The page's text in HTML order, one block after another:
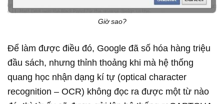
Giờ sao?
Để làm được điều đó, Google đã số hóa hàng triệu
đầu sách, nhưng thỉnh thoảng khi mà hệ thống
quang học nhận dạng kí tự (optical character
recognition – OCR) không đọc ra được một từ nào